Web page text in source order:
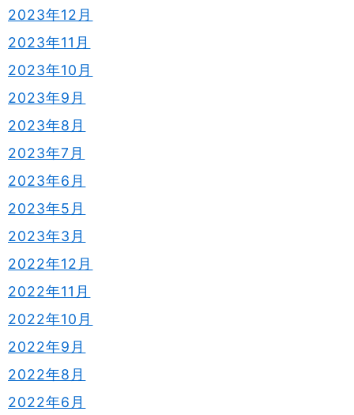
2023年12月
2023年11月
2023年10月
2023年9月
2023年8月
2023年7月
2023年6月
2023年5月
2023年3月
2022年12月
2022年11月
2022年10月
2022年9月
2022年8月
2022年6月